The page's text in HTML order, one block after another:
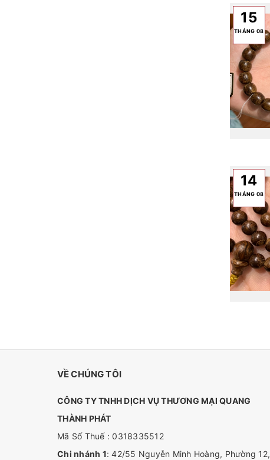
15
THÁNG 08
14
THÁNG 08
VỀ CHÚNG TÔI
CÔNG TY TNHH DỊCH VỤ THƯƠNG MẠI QUANG
THÀNH PHÁT
Mã Số Thuế : 0318335512
Chi nhánh 1: 42/55 Nguyễn Minh Hoàng, Phường 12,